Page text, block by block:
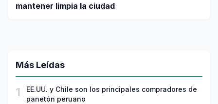
mantener limpia la ciudad
Más Leídas
1
EE.UU. y Chile son los principales compradores de
panetón peruano